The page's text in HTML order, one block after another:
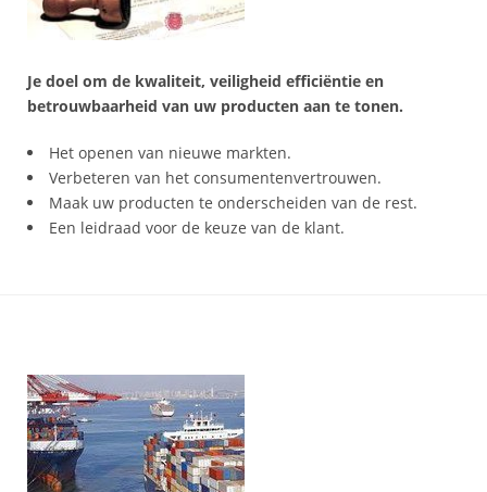
Je doel om de kwaliteit, veiligheid efficiëntie en
betrouwbaarheid van uw producten aan te tonen.
Het openen van nieuwe markten.
Verbeteren van het consumentenvertrouwen.
Maak uw producten te onderscheiden van de rest.
Een leidraad voor de keuze van de klant.
Label
Design
*
Join
*
Contact
AQSIQ